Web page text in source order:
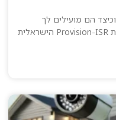
מאפייני מצלמת Z5-25IPEN-4(IR) PTZ וכיצד הם מועילים לך
מצלמת Z5-25IPEN-4(IR) PTZ של חברת Provision-ISR הישראלית